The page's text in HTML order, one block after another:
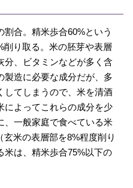
合。精米歩合60%という
削り取る。米の胚芽や表層
分、ビタミンなどが多く含
製造に必要な成分だが、多
してしまうので、米を清酒
によってこれらの成分を少
、一般家庭で食べている米
米の表層部を8%程度削り
米は、精米歩合75%以下の